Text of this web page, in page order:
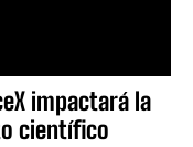
impactará la
científico